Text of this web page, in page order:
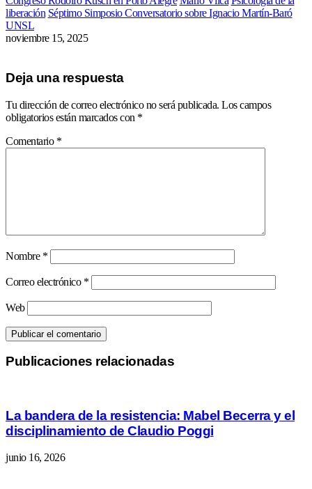
liberación Séptimo Simposio Conversatorio sobre Ignacio Martín-Baró
UNSL
noviembre 15, 2025
Deja una respuesta
Tu dirección de correo electrónico no será publicada. Los campos
obligatorios están marcados con *
Comentario *
Nombre *
Correo electrónico *
Web
Publicaciones relacionadas
La bandera de la resistencia: Mabel Becerra y el
disciplinamiento de Claudio Poggi
junio 16, 2026